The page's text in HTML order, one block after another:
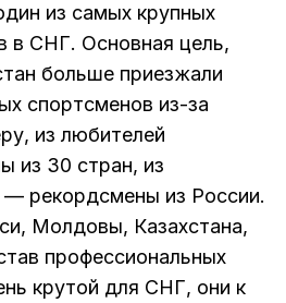
из самых крупных
в СНГ. Основная цель,
больше приезжали
спортсменов из-за
из любителей
из 30 стран, из
— рекордсмены из России.
Молдовы, Казахстана,
профессиональных
крутой для СНГ, они к